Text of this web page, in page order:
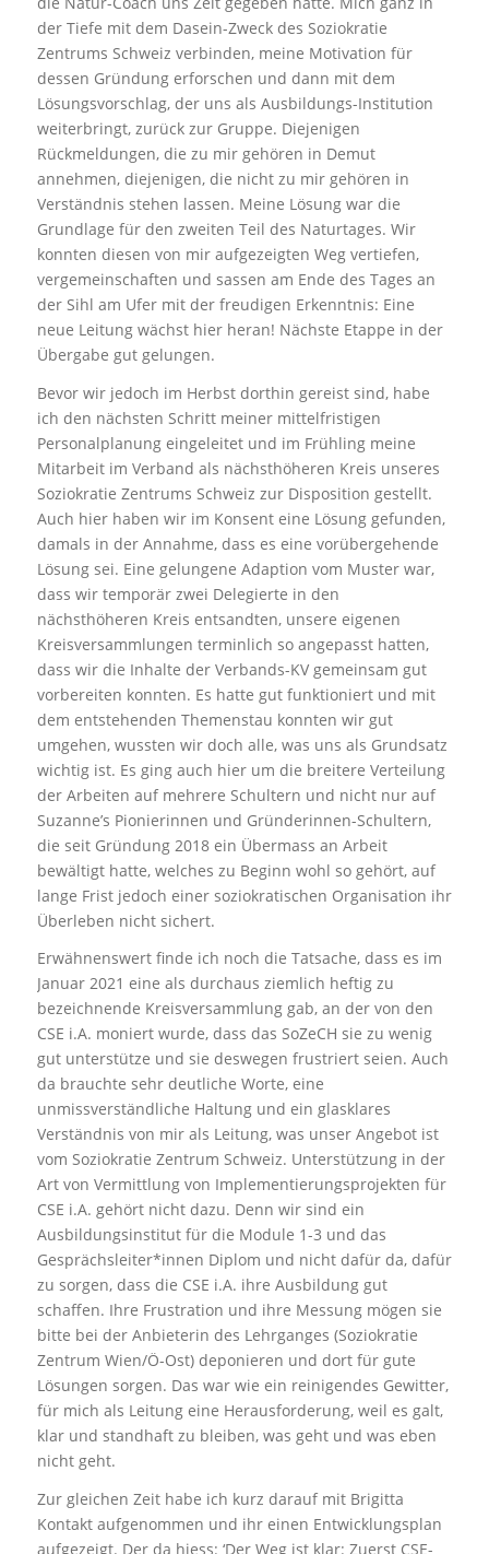
der Tiefe mit dem Dasein-Zweck des Soziokratie
Zentrums Schweiz verbinden, meine Motivation für
dessen Gründung erforschen und dann mit dem
Lösungsvorschlag, der uns als Ausbildungs-Institution
weiterbringt, zurück zur Gruppe. Diejenigen
Rückmeldungen, die zu mir gehören in Demut
annehmen, diejenigen, die nicht zu mir gehören in
Verständnis stehen lassen. Meine Lösung war die
Grundlage für den zweiten Teil des Naturtages. Wir
konnten diesen von mir aufgezeigten Weg vertiefen,
vergemeinschaften und sassen am Ende des Tages an
der Sihl am Ufer mit der freudigen Erkenntnis: Eine
neue Leitung wächst hier heran! Nächste Etappe in der
Übergabe gut gelungen.
Bevor wir jedoch im Herbst dorthin gereist sind, habe
ich den nächsten Schritt meiner mittelfristigen
Personalplanung eingeleitet und im Frühling meine
Mitarbeit im Verband als nächsthöheren Kreis unseres
Soziokratie Zentrums Schweiz zur Disposition gestellt.
Auch hier haben wir im Konsent eine Lösung gefunden,
damals in der Annahme, dass es eine vorübergehende
Lösung sei. Eine gelungene Adaption vom Muster war,
dass wir temporär zwei Delegierte in den
nächsthöheren Kreis entsandten, unsere eigenen
Kreisversammlungen terminlich so angepasst hatten,
dass wir die Inhalte der Verbands-KV gemeinsam gut
vorbereiten konnten. Es hatte gut funktioniert und mit
dem entstehenden Themenstau konnten wir gut
umgehen, wussten wir doch alle, was uns als Grundsatz
wichtig ist. Es ging auch hier um die breitere Verteilung
der Arbeiten auf mehrere Schultern und nicht nur auf
Suzanne’s Pionierinnen und Gründerinnen-Schultern,
die seit Gründung 2018 ein Übermass an Arbeit
bewältigt hatte, welches zu Beginn wohl so gehört, auf
lange Frist jedoch einer soziokratischen Organisation ihr
Überleben nicht sichert.
Erwähnenswert finde ich noch die Tatsache, dass es im
Januar 2021 eine als durchaus ziemlich heftig zu
bezeichnende Kreisversammlung gab, an der von den
CSE i.A. moniert wurde, dass das SoZeCH sie zu wenig
gut unterstütze und sie deswegen frustriert seien. Auch
da brauchte sehr deutliche Worte, eine
unmissverständliche Haltung und ein glasklares
Verständnis von mir als Leitung, was unser Angebot ist
vom Soziokratie Zentrum Schweiz. Unterstützung in der
Art von Vermittlung von Implementierungsprojekten für
CSE i.A. gehört nicht dazu. Denn wir sind ein
Ausbildungsinstitut für die Module 1-3 und das
Gesprächsleiter*innen Diplom und nicht dafür da, dafür
zu sorgen, dass die CSE i.A. ihre Ausbildung gut
schaffen. Ihre Frustration und ihre Messung mögen sie
bitte bei der Anbieterin des Lehrganges (Soziokratie
Zentrum Wien/Ö-Ost) deponieren und dort für gute
Lösungen sorgen. Das war wie ein reinigendes Gewitter,
für mich als Leitung eine Herausforderung, weil es galt,
klar und standhaft zu bleiben, was geht und was eben
nicht geht.
Zur gleichen Zeit habe ich kurz darauf mit Brigitta
Kontakt aufgenommen und ihr einen Entwicklungsplan
aufgezeigt. Der da hiess: ‘Der Weg ist klar: Zuerst CSE-